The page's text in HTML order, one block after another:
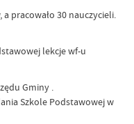
a pracowało 30 nauczycieli.
lekcje wf-u
Gminy .
Szkole Podstawowej w